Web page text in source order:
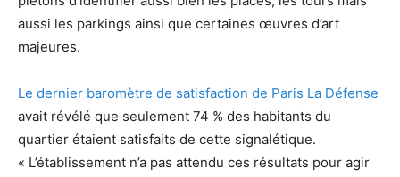
aussi les parkings ainsi que certaines œuvres d’art
majeures.
Le dernier baromètre de satisfaction de Paris La Défense
avait révélé que seulement 74 % des habitants du
quartier étaient satisfaits de cette signalétique.
« L’établissement n’a pas attendu ces résultats pour agir